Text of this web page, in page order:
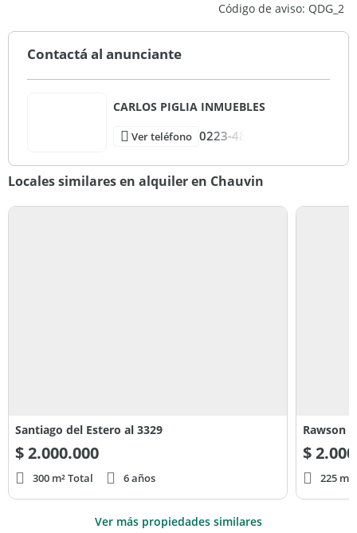
Código de aviso: QDG_2
Contactá al anunciante
CARLOS PIGLIA INMUEBLES
Ver teléfono 0223-48
Locales similares en alquiler en Chauvin
Santiago del Estero al 3329
$2.000.000
300 m² Total 6 años
Rawson
$
225
Ver más propiedades similares